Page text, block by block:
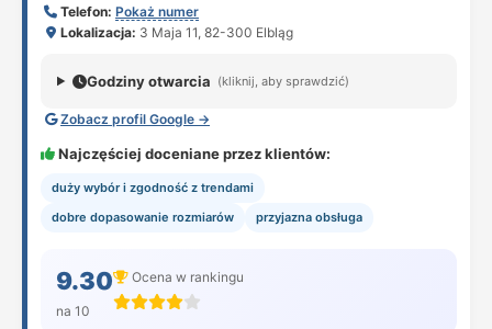
Telefon: Pokaż numer
Lokalizacja: 3 Maja 11, 82-300 Elbląg
Godziny otwarcia (kliknij, aby sprawdzić)
Zobacz profil Google →
Najczęściej doceniane przez klientów:
duży wybór i zgodność z trendami
dobre dopasowanie rozmiarów
przyjazna obsługa
9.30
na 10
Ocena w rankingu